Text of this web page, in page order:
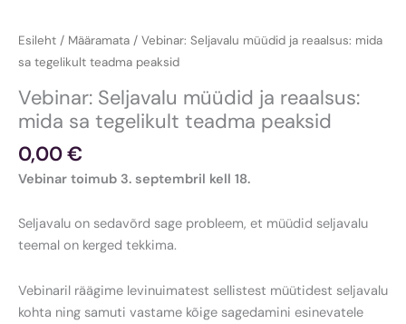
Esileht / Määramata / Vebinar: Seljavalu müüdid ja reaalsus: mida
sa tegelikult teadma peaksid
Vebinar: Seljavalu müüdid ja reaalsus:
mida sa tegelikult teadma peaksid
0,00€
Vebinar toimub 3. septembril kell 18.
Seljavalu on sedavõrd sage probleem, et müüdid seljavalu
teemal on kerged tekkima.
Vebinaril räägime levinuimatest sellistest müütidest seljavalu
kohta ning samuti vastame kõige sagedamini esinevatele